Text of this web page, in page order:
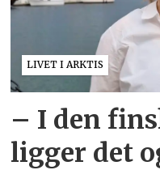
LIVET I ARKTIS
– I den
ligger det